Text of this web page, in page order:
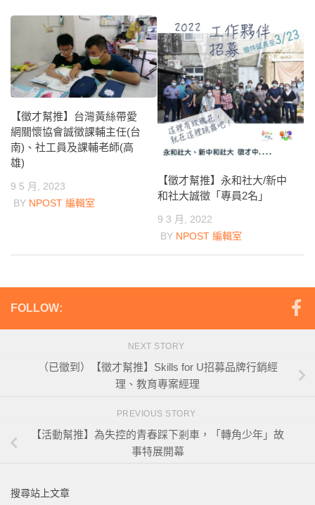
【徵才幫推】台灣黃絲帶愛
網關懷協會誠徵課輔主任(台
南)、社工員及課輔老師(高
雄)
9 5 月, 2023
BY NPOST 編輯室
【徵才幫推】永和社大/新中
和社大誠徵「專員2名」
9 3 月, 2022
BY NPOST 編輯室
FOLLOW:
NEXT STORY
（已徵到）【徵才幫推】Skills for U招募品牌行銷經
理、教育專案經理
PREVIOUS STORY
【活動幫推】為失控的青春踩下剎車，「轉角少年」故
事特展開幕
搜尋站上文章